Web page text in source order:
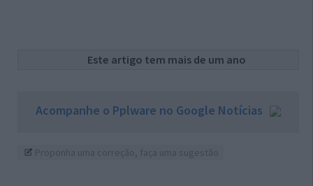
Este artigo tem mais de um ano
Acompanhe o Pplware no Google Notícias